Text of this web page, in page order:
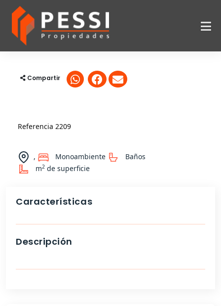
Compartir
Referencia 2209
, Monoambiente
Baños
m2 de superficie
Características
Descripción